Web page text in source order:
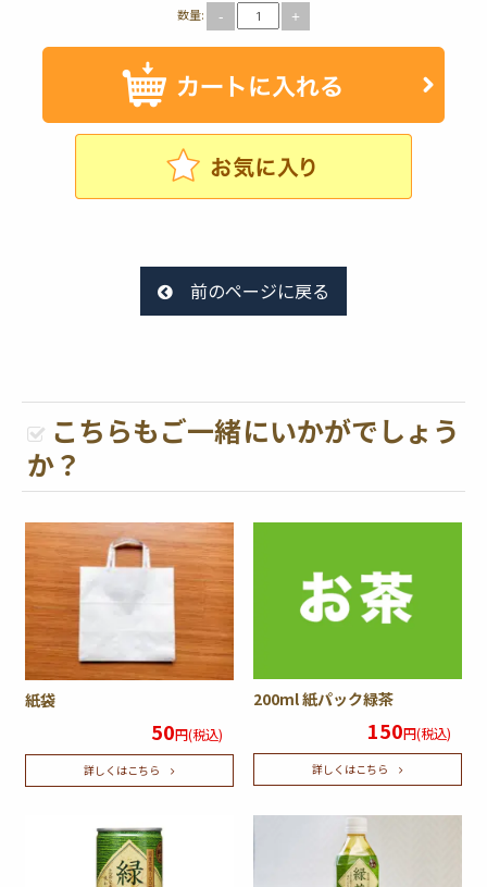
数量: - +
前のページに戻る
こちらもご一緒にいかがでしょう
か？
紙袋
50円(税込)
詳しくはこちら
200ml 紙パック緑茶
150円(税込)
詳しくはこちら